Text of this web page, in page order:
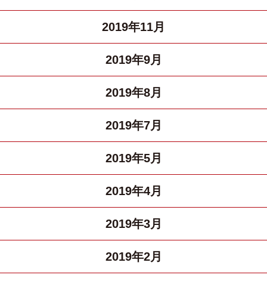
2019年11月
2019年9月
2019年8月
2019年7月
2019年5月
2019年4月
2019年3月
2019年2月